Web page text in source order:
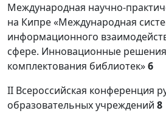
Международная научно-
на Кипре «Международная
информационного
сфере. Инновационные
комплектования библиотек»6
II Всероссийская конференция
образовательных учреждений 8